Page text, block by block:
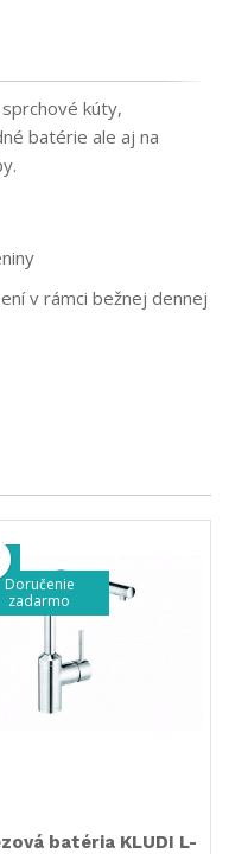
sprchové kúty,
batérie ale aj na
v rámci bežnej dennej
batéria KLUDI